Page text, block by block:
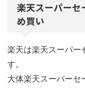
楽天スーパーセ
め買い
楽天は楽天スーパー
す。
大体楽天スーパーセ